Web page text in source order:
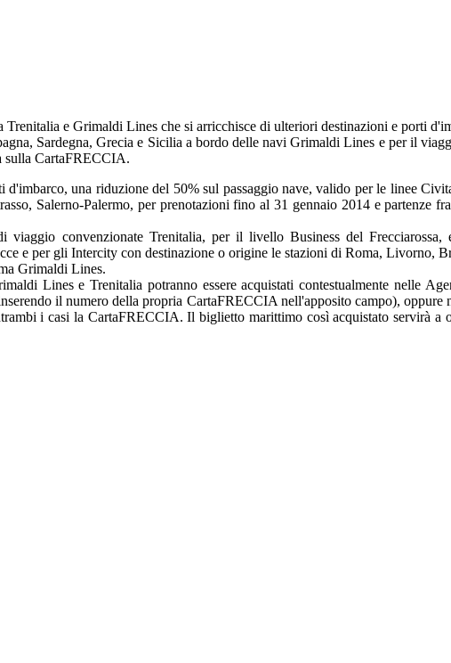
e Grimaldi Lines che si arricchisce di ulteriori destinazioni e porti
Sardegna, Grecia e Sicilia a bordo delle navi Grimaldi Lines e per il
sulla CartaFRECCIA.
una riduzione del 50% sul passaggio nave, valido per le linee
Salerno-Palermo, per prenotazioni fino al 31 gennaio 2014 e partenze
convenzionate Trenitalia, per il livello Business del Frecciarossa,
e per gli Intercity con destinazione o origine le stazioni di Roma, Livorno,
Grimaldi Lines.
Lines e Trenitalia potranno essere acquistati contestualmente nelle
il numero della propria CartaFRECCIA nell'apposito campo),
i casi la CartaFRECCIA. Il biglietto marittimo così acquistato servirà a